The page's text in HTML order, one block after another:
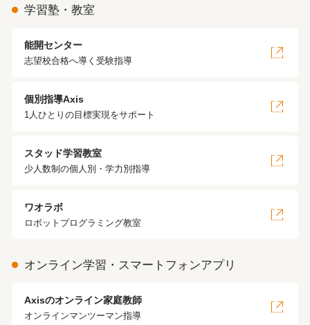
学習塾・教室
能開センター
志望校合格へ導く受験指導
個別指導Axis
1人ひとりの目標実現をサポート
スタッド学習教室
少人数制の個人別・学力別指導
ワオラボ
ロボットプログラミング教室
オンライン学習・スマートフォンアプリ
Axisのオンライン家庭教師
オンラインマンツーマン指導